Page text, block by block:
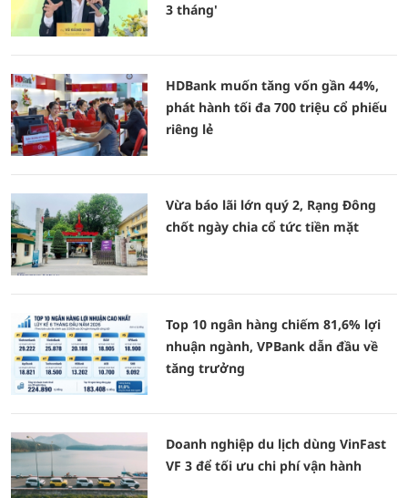
3 tháng'
HDBank muốn tăng vốn gần 44%,
phát hành tối đa 700 triệu cổ phiếu
riêng lẻ
Vừa báo lãi lớn quý 2, Rạng Đông
chốt ngày chia cổ tức tiền mặt
Top 10 ngân hàng chiếm 81,6% lợi
nhuận ngành, VPBank dẫn đầu về
tăng trưởng
Doanh nghiệp du lịch dùng VinFast
VF 3 để tối ưu chi phí vận hành